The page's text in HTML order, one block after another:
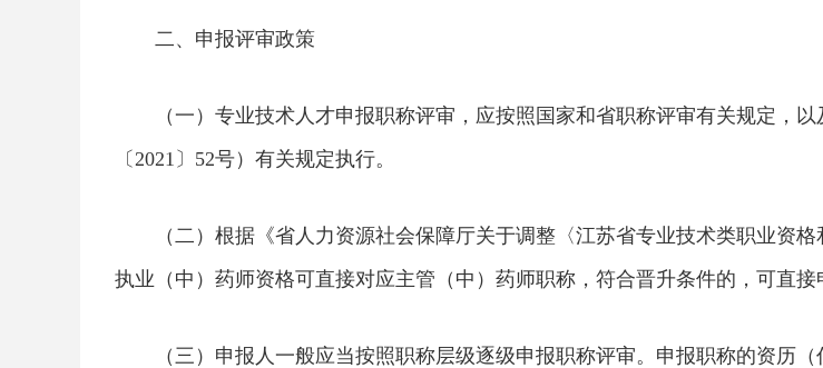
二、申报评审政策
（一）专业技术人才申报职称评审，应按照国家和省职称评审有关规定，
〔2021〕52号）有关规定执行。
（二）根据《省人力资源社会保障厅关于调整〈江苏省专业技术类职业资
执业（中）药师资格可直接对应主管（中）药师职称，符合晋升条件的，可直接
（三）申报人一般应当按照职称层级逐级申报职称评审。申报职称的资历